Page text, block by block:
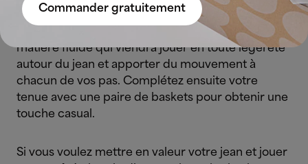
Pour réussir votre look, choisissez toujours une
matière fluide qui viendra jouer en toute légèreté
autour du jean et apporter du mouvement à
chacun de vos pas. Complétez ensuite votre
tenue avec une paire de baskets pour obtenir une
touche casual.
Si vous voulez mettre en valeur votre jean et jouer
Commander gratuitement